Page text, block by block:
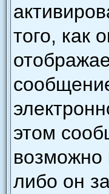
того, как
этом
возможно
либо он